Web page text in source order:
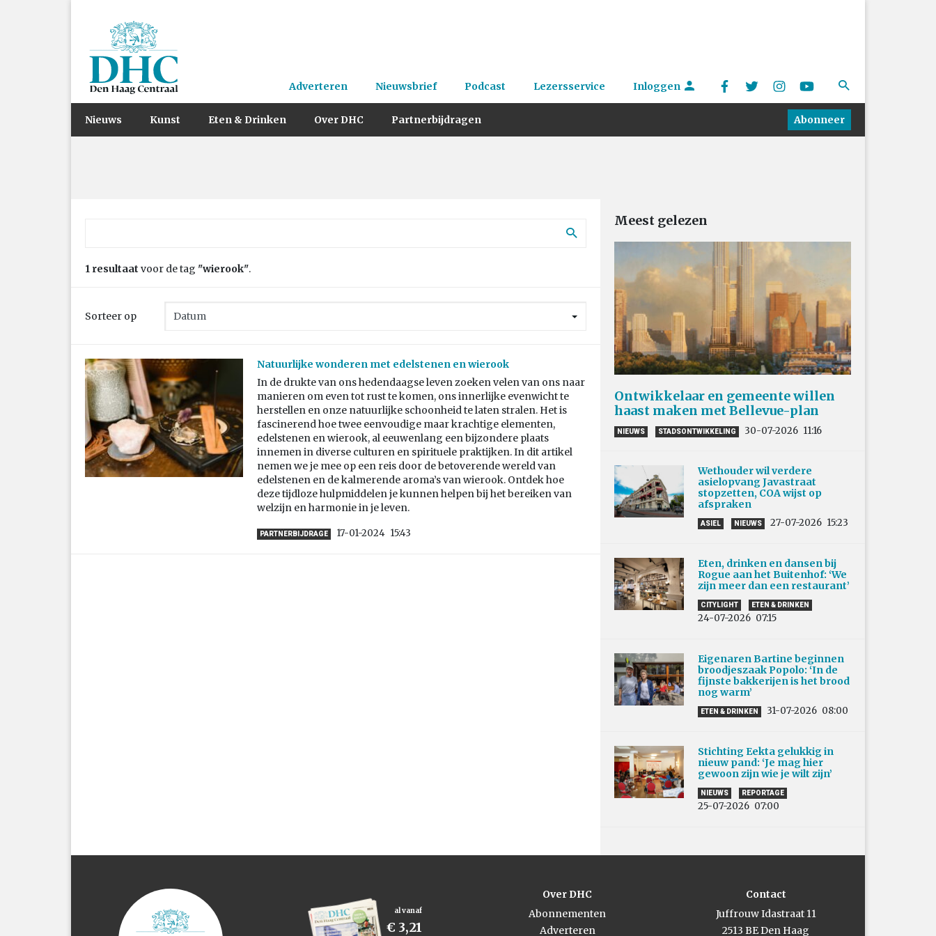
Adverteren Nieuwsbrief Podcast Lezersservice Inloggen
Nieuws Kunst Eten & Drinken Over DHC Partnerbijdragen Abonneer
1 resultaat voor de tag "wierook".
Sorteer op
Natuurlijke wonderen met edelstenen en wierook
In de drukte van ons hedendaagse leven zoeken velen van ons naar
manieren om even tot rust te komen, ons innerlijke evenwicht te
herstellen en onze natuurlijke schoonheid te laten stralen. Het is
fascinerend hoe twee eenvoudige maar krachtige elementen,
edelstenen en wierook, al eeuwenlang een bijzondere plaats
innemen in diverse culturen en spirituele praktijken. In dit artikel
nemen we je mee op een reis door de betoverende wereld van
edelstenen en de kalmerende aroma’s van wierook. Ontdek hoe
deze tijdloze hulpmiddelen je kunnen helpen bij het bereiken van
welzijn en harmonie in je leven.
PARTNERBIJDRAGE 17-01-2024 15:43
Meest gelezen
Ontwikkelaar en gemeente willen
haast maken met Bellevue-plan
NIEUWS STADSONTWIKKELING 30-07-2026 11:16
Wethouder wil verdere
asielopvang Javastraat
stopzetten, COA wijst op
afspraken
ASIEL NIEUWS 27-07-2026 15:23
Eten, drinken en dansen bij
Rogue aan het Buitenhof: ‘We
zijn meer dan een restaurant’
CITYLIGHT ETEN & DRINKEN
24-07-2026 07:15
Eigenaren Bartine beginnen
broodjeszaak Popolo: ‘In de
fijnste bakkerijen is het brood
nog warm’
ETEN & DRINKEN 31-07-2026 08:00
Stichting Eekta gelukkig in
nieuw pand: ‘Je mag hier
gewoon zijn wie je wilt zijn’
NIEUWS REPORTAGE
25-07-2026 07:00
al vanaf
€ 3,21
Over DHC
Abonnementen
Adverteren
Contact
Juffrouw Idastraat 11
2513 BE Den Haag